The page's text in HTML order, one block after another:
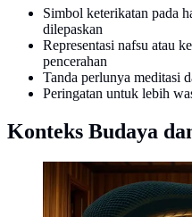
Simbol keterikatan pada
dilepaskan
Representasi nafsu atau
pencerahan
Tanda perlunya meditasi
Peringatan untuk lebih
Konteks Budaya